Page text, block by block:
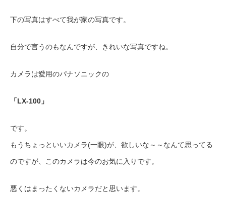
下の写真はすべて我が家の写真です。
自分で言うのもなんですが、きれいな写真ですね。
カメラは愛用のパナソニックの
「LX-100」
です。
もうちょっといいカメラ(一眼)が、欲しいな～～なんて思ってる
のですが、このカメラは今のお気に入りです。
悪くはまったくないカメラだと思います。